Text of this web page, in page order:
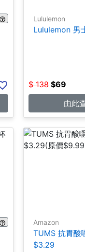
Lululemon
Lululemon 男
$ 138 $69
由此
Amazon
TUMS 抗胃酸
$3.29